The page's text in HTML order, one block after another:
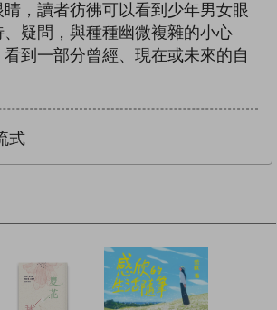
，讀者彷彿可以看到少年男女眼
疑問，與種種幽微複雜的小心
到一部分曾經、現在或未來的自
式